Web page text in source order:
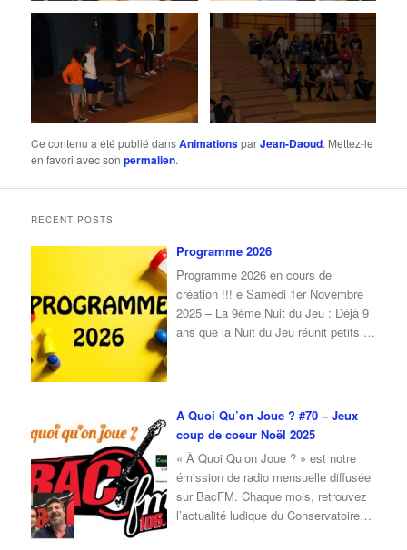
Ce contenu a été publié dansAnimationsparJean-Daoud. Mettez-le
en favori avec sonpermalien.
RECENT POSTS
Programme 2026
Programme 2026 en cours de
création !!! e Samedi 1er Novembre
2025 – La 9ème Nuit du Jeu : Déjà 9
ans que la Nuit du Jeu réunit petits et
1er novembre 2025, de 16 h à…
A Quoi Qu’on Joue ? #70 – Jeux
coup de coeur Noël 2025
« À Quoi Qu’on Joue ? » est notre
émission de radio mensuelle diffusée
sur BacFM. Chaque mois, retrouvez
l’actualité ludique du Conservatoire